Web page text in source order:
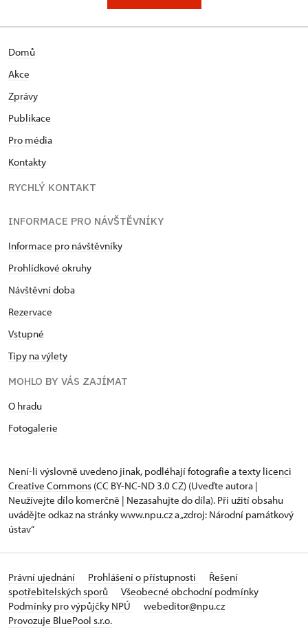
Domů
Akce
Zprávy
Publikace
Pro média
Kontakty
RYCHLÝ KONTAKT
INFORMACE PRO NÁVŠTĚVNÍKY
Informace pro návštěvníky
Prohlídkové okruhy
Návštěvní doba
Rezervace
Vstupné
Tipy na výlety
MOHLO BY VÁS ZAJÍMAT
O hradu
Fotogalerie
Není-li výslovně uvedeno jinak, podléhají fotografie a texty licenci
Creative Commons (CC BY-NC-ND 3.0 CZ) (Uveďte autora |
Neužívejte dílo komerčně | Nezasahujte do díla). Při užití obsahu
uvádějte odkaz na stránky www.npu.cz a „zdroj: Národní památkový
ústav“
Právní ujednání Prohlášení o přístupnosti
Řešení
spotřebitelských sporů
Všeobecné obchodní podmínky
Podmínky pro výpůjčky NPÚ
webeditor@npu.cz
Provozuje BluePool s.r.o.